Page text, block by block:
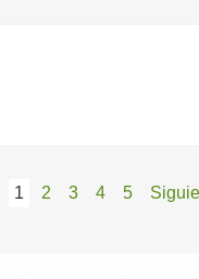
1 2 3 4 5